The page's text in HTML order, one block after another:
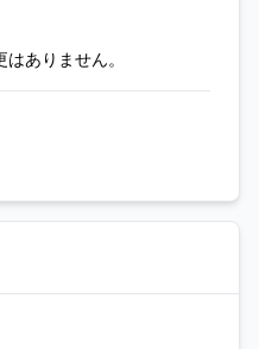
ありません。